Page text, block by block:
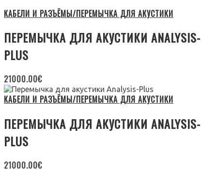
КАБЕЛИ И РАЗЪЁМЫ/ПЕРЕМЫЧКА ДЛЯ АКУСТИКИ
ПЕРЕМЫЧКА ДЛЯ АКУСТИКИ ANALYSIS-
PLUS
21000.00€
КАБЕЛИ И РАЗЪЁМЫ/ПЕРЕМЫЧКА ДЛЯ АКУСТИКИ
ПЕРЕМЫЧКА ДЛЯ АКУСТИКИ ANALYSIS-
PLUS
21000.00€